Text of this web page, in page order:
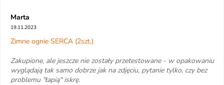
Marta
19.11.2023
Zimne ognie SERCA (2szt.)
Zakupione, ale jeszcze nie zostały przetestowane - w opakowaniu
wyglądają tak samo dobrze jak na zdjęciu, pytanie tylko, czy bez
problemu "łapią" iskrę.